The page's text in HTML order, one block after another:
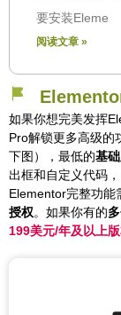
要安装Eleme
阅读文章 »
如果你想完美发挥
Pro解锁更多高级的
下图），最低的基
出框和自定义代码
Elementor完整功能
授权。如果你有的
199美元/年及以上